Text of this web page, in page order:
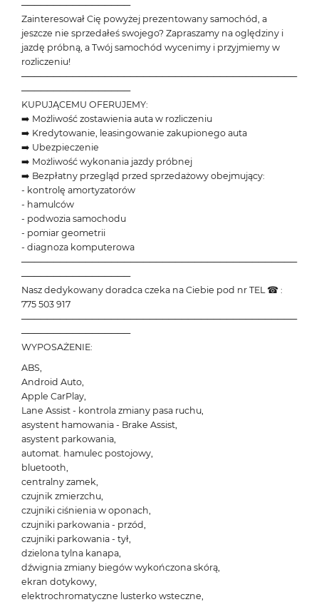
─────────────────
Zainteresował Cię powyżej prezentowany samochód, a
jeszcze nie sprzedałeś swojego? Zapraszamy na oględziny i
jazdę próbną, a Twój samochód wycenimy i przyjmiemy w
rozliczeniu!
───────────────────────────────────────────
─────────────────
KUPUJĄCEMU OFERUJEMY:
➡️ Możliwość zostawienia auta w rozliczeniu
➡️ Kredytowanie, leasingowanie zakupionego auta
➡️ Ubezpieczenie
➡️ Możliwość wykonania jazdy próbnej
➡️ Bezpłatny przegląd przed sprzedażowy obejmujący:
- kontrolę amortyzatorów
- hamulców
- podwozia samochodu
- pomiar geometrii
- diagnoza komputerowa
───────────────────────────────────────────
─────────────────
Nasz dedykowany doradca czeka na Ciebie pod nr TEL ☎ :
775 503 917
───────────────────────────────────────────
─────────────────
WYPOSAŻENIE:
ABS,
Android Auto,
Apple CarPlay,
Lane Assist - kontrola zmiany pasa ruchu,
asystent hamowania - Brake Assist,
asystent parkowania,
automat. hamulec postojowy,
bluetooth,
centralny zamek,
czujnik zmierzchu,
czujniki ciśnienia w oponach,
czujniki parkowania - przód,
czujniki parkowania - tył,
dzielona tylna kanapa,
dźwignia zmiany biegów wykończona skórą,
ekran dotykowy,
elektrochromatyczne lusterko wsteczne,